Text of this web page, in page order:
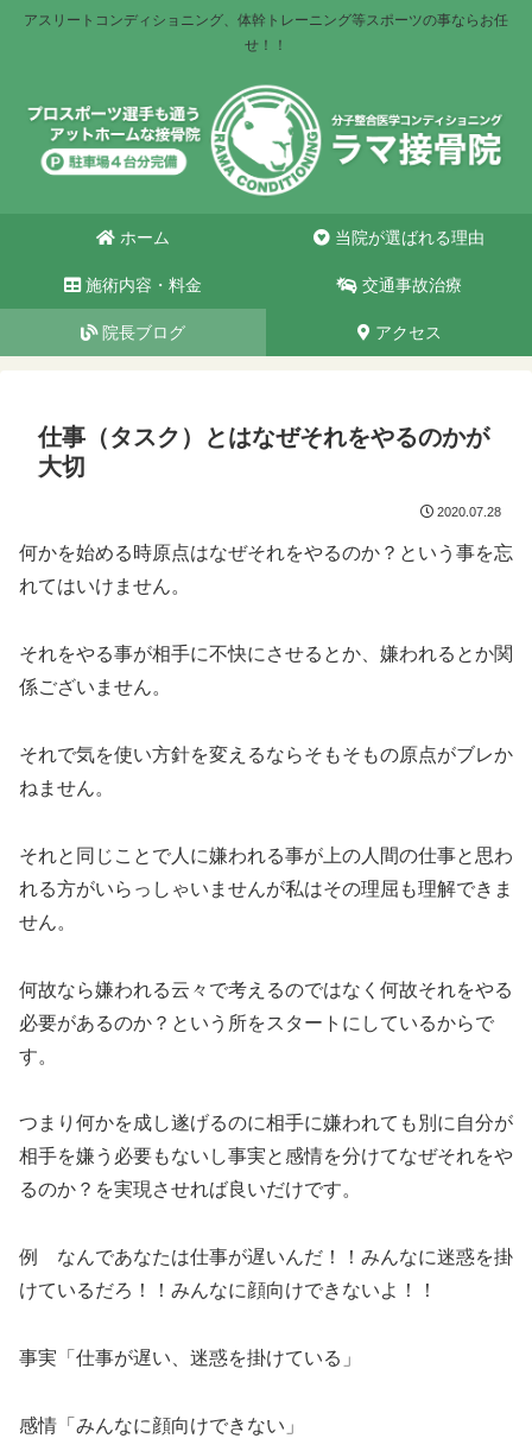
アスリートコンディショニング、体幹トレーニング等スポーツの事ならお任
せ！！
ホーム 当院が選ばれる理由
施術内容・料金 交通事故治療
院長ブログ アクセス
仕事（タスク）とはなぜそれをやるのかが
大切
2020.07.28
何かを始める時原点はなぜそれをやるのか？という事を忘
れてはいけません。
それをやる事が相手に不快にさせるとか、嫌われるとか関
係ございません。
それで気を使い方針を変えるならそもそもの原点がブレか
ねません。
それと同じことで人に嫌われる事が上の人間の仕事と思わ
れる方がいらっしゃいませんが私はその理屈も理解できま
せん。
何故なら嫌われる云々で考えるのではなく何故それをやる
必要があるのか？という所をスタートにしているからで
す。
つまり何かを成し遂げるのに相手に嫌われても別に自分が
相手を嫌う必要もないし事実と感情を分けてなぜそれをや
るのか？を実現させれば良いだけです。
例 なんであなたは仕事が遅いんだ！！みんなに迷惑を掛
けているだろ！！みんなに顔向けできないよ！！
事実「仕事が遅い、迷惑を掛けている」
感情「みんなに顔向けできない」